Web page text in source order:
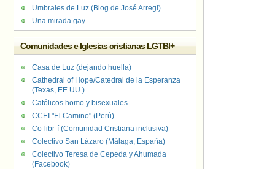
Umbrales de Luz (Blog de José Arregi)
Una mirada gay
Comunidades e Iglesias cristianas LGTBI+
Casa de Luz (dejando huella)
Cathedral of Hope/Catedral de la Esperanza
(Texas, EE.UU.)
Católicos homo y bisexuales
CCEI "El Camino" (Perú)
Co-libr-í (Comunidad Cristiana inclusiva)
Colectivo San Lázaro (Málaga, España)
Colectivo Teresa de Cepeda y Ahumada
(Facebook)